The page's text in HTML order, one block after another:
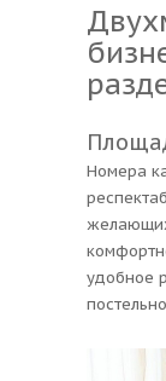
Номера
удобное